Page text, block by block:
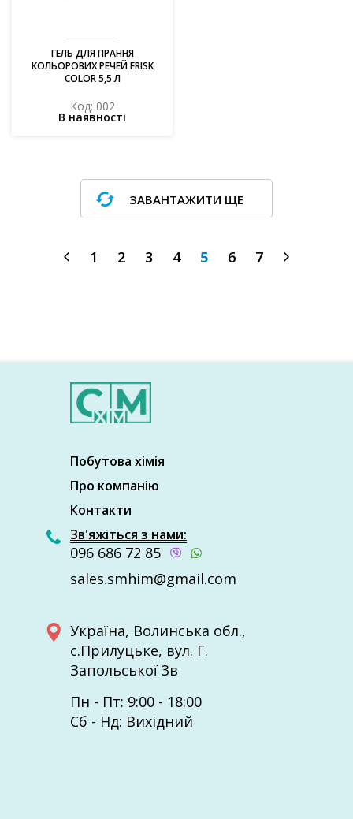
ГЕЛЬ ДЛЯ ПРАННЯ
КОЛЬОРОВИХ РЕЧЕЙ FRISK
COLOR 5,5 Л
Код: 002
В наявності
ЗАВАНТАЖИТИ ЩЕ
1 2 3 4 5 6 7
Побутова хімія
Про компанію
Контакти
Зв'яжіться з нами:
096 686 72 85
sales.smhim@gmail.com
Україна, Волинcька обл.,
с.Прилуцьке, вул. Г.
Запольської 3в
Пн - Пт: 9:00 - 18:00
Сб - Нд: Вихідний